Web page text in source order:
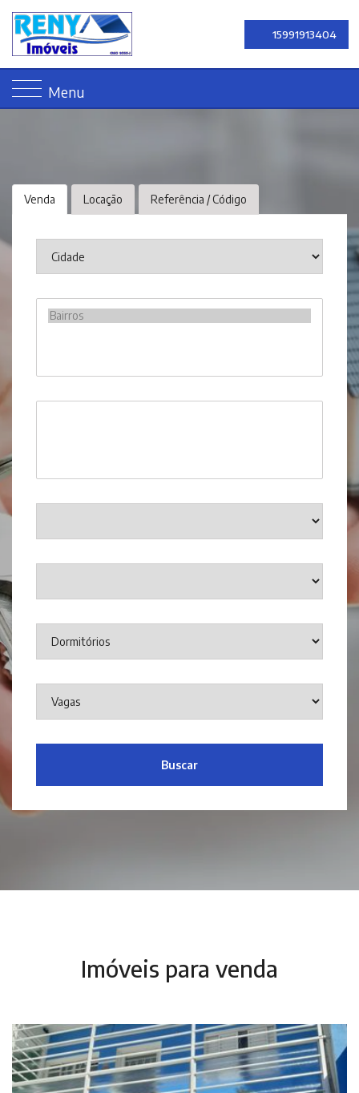
15991913404
Menu
Venda Locação Referência / Código
Buscar
Imóveis para venda